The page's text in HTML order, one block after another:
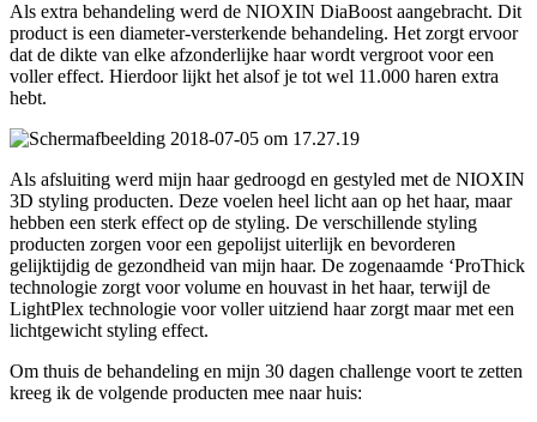
Als extra behandeling werd de NIOXIN DiaBoost aangebracht. Dit
product is een diameter-versterkende behandeling. Het zorgt ervoor
dat de dikte van elke afzonderlijke haar wordt vergroot voor een
voller effect. Hierdoor lijkt het alsof je tot wel 11.000 haren extra
hebt.
Als afsluiting werd mijn haar gedroogd en gestyled met de NIOXIN
3D styling producten. Deze voelen heel licht aan op het haar, maar
hebben een sterk effect op de styling. De verschillende styling
producten zorgen voor een gepolijst uiterlijk en bevorderen
gelijktijdig de gezondheid van mijn haar. De zogenaamde ‘ProThick
technologie zorgt voor volume en houvast in het haar, terwijl de
LightPlex technologie voor voller uitziend haar zorgt maar met een
lichtgewicht styling effect.
Om thuis de behandeling en mijn 30 dagen challenge voort te zetten
kreeg ik de volgende producten mee naar huis: